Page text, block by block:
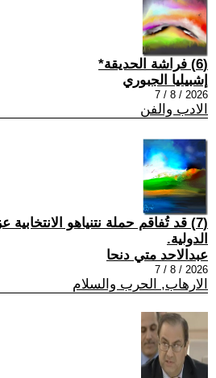
(6) فراشة الحديقة*
إشبيليا الجبوري
2026 / 8 / 7
الادب والفن
(7) قد تُفاقم حملة نتنياهو الانتخابية
الدولية.
عبدالاحد متي دنحا
2026 / 8 / 7
الارهاب, الحرب والسلام